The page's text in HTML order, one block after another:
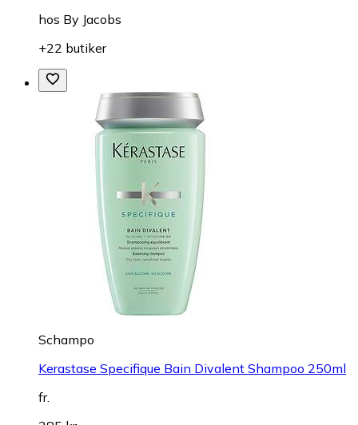
hos By Jacobs
+22 butiker
Schampo
Kerastase Specifique Bain Divalent Shampoo 250ml
fr.